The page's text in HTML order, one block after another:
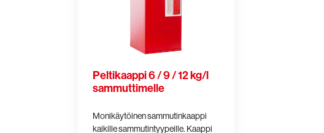
Peltikaappi 6 / 9 / 12 kg/l
sammuttimelle
Monikäytöinen sammutinkaappi
kaikille sammutintyypeille. Kaappi